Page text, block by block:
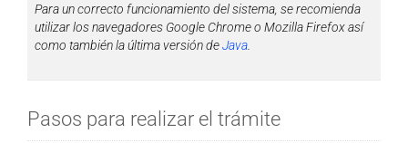
Para un correcto funcionamiento del sistema, se recomienda
utilizar los navegadores Google Chrome o Mozilla Firefox así
como también la última versión deJava.
Pasos para realizar el trámite